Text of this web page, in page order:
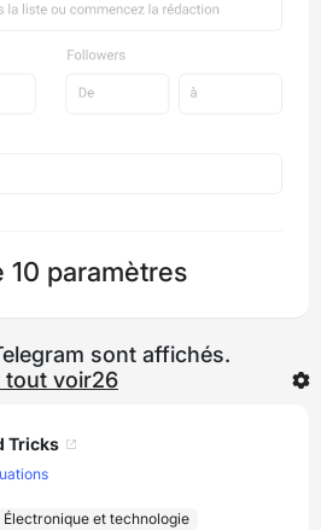
10 paramètres
sont affichés.
tout voir26
Tricks
Électronique et technologie